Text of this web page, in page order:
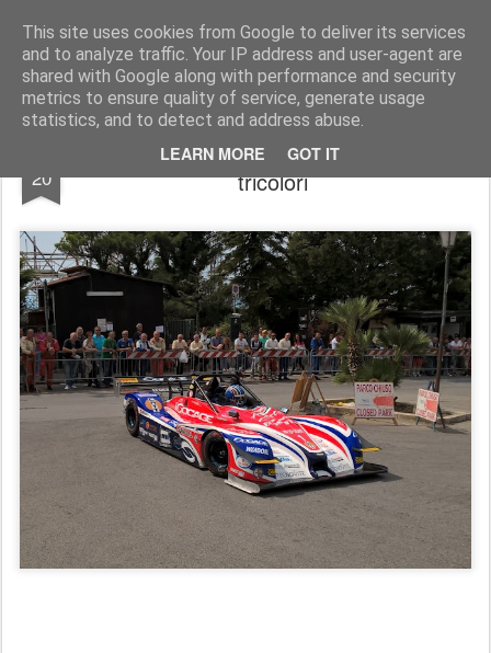
This site uses cookies from Google to deliver its services
and to analyze traffic. Your IP address and user-agent are
shared with Google along with performance and security
metrics to ensure quality of service, generate usage
statistics, and to detect and address abuse.
LEARN MORE GOT IT
AutoMotoCorse. Motorsport Random News 280912
20
Alla 58^ Monte Erice i primi verdetti
tricolori